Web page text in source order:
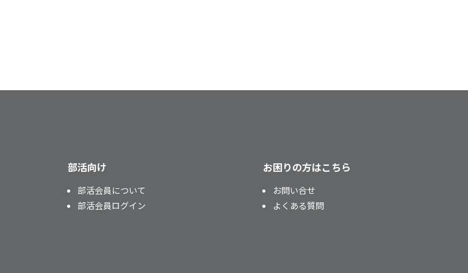
部活向け
部活会員について
部活会員ログイン
お困りの方はこちら
お問い合せ
よくある質問